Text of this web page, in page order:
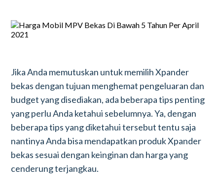
Jika Anda memutuskan untuk memilih Xpander
bekas dengan tujuan menghemat pengeluaran dan
budget yang disediakan, ada beberapa tips penting
yang perlu Anda ketahui sebelumnya. Ya, dengan
beberapa tips yang diketahui tersebut tentu saja
nantinya Anda bisa mendapatkan produk Xpander
bekas sesuai dengan keinginan dan harga yang
cenderung terjangkau.